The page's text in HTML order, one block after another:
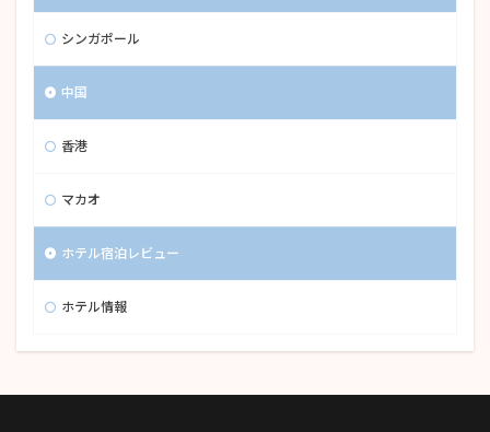
シンガポール
中国
香港
マカオ
ホテル宿泊レビュー
ホテル情報